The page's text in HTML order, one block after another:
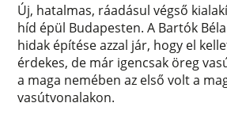
Új, hatalmas, ráadásul végső
híd épül Budapesten. A Bartók
hidak építése azzal jár, hogy el
érdekes, de már igencsak öreg
a maga nemében az első volt a
vasútvonalakon.